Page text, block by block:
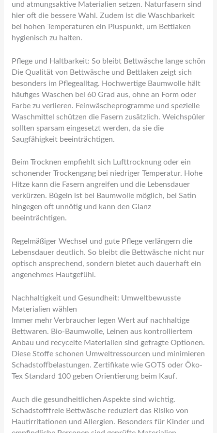
und atmungsaktive Materialien setzen. Naturfasern sind
hier oft die bessere Wahl. Zudem ist die Waschbarkeit
bei hohen Temperaturen ein Pluspunkt, um Bettlaken
hygienisch zu halten.
Pflege und Haltbarkeit: So bleibt Bettwäsche lange schön
Die Qualität von Bettwäsche und Bettlaken zeigt sich
besonders im Pflegealltag. Hochwertige Baumwolle hält
häufiges Waschen bei 60 Grad aus, ohne an Form oder
Farbe zu verlieren. Feinwäscheprogramme und spezielle
Waschmittel schützen die Fasern zusätzlich. Weichspüler
sollten sparsam eingesetzt werden, da sie die
Saugfähigkeit beeinträchtigen.
Beim Trocknen empfiehlt sich Lufttrocknung oder ein
schonender Trockengang bei niedriger Temperatur. Hohe
Hitze kann die Fasern angreifen und die Lebensdauer
verkürzen. Bügeln ist bei Baumwolle möglich, bei Satin
hingegen oft unnötig und kann den Glanz
beeinträchtigen.
Regelmäßiger Wechsel und gute Pflege verlängern die
Lebensdauer deutlich. So bleibt die Bettwäsche nicht nur
optisch ansprechend, sondern bietet auch dauerhaft ein
angenehmes Hautgefühl.
Nachhaltigkeit und Gesundheit: Umweltbewusste
Materialien wählen
Immer mehr Verbraucher legen Wert auf nachhaltige
Bettwaren. Bio-Baumwolle, Leinen aus kontrolliertem
Anbau und recycelte Materialien sind gefragte Optionen.
Diese Stoffe schonen Umweltressourcen und minimieren
Schadstoffbelastungen. Zertifikate wie GOTS oder Öko-
Tex Standard 100 geben Orientierung beim Kauf.
Auch die gesundheitlichen Aspekte sind wichtig.
Schadstofffreie Bettwäsche reduziert das Risiko von
Hautirritationen und Allergien. Besonders für Kinder und